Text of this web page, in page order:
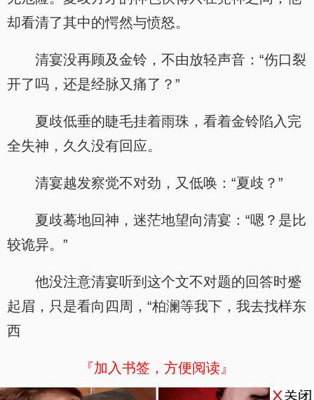
却看清了其中的愕然与愤怒。
清宴没再顾及金铃，不由放轻声音：“伤口裂
开了吗，还是经脉又痛了？”
夏歧低垂的睫毛挂着雨珠，看着金铃陷入完
全失神，久久没有回应。
清宴越发察觉不对劲，又低唤：“夏歧？”
夏歧蓦地回神，迷茫地望向清宴：“嗯？是比
较诡异。”
他没注意清宴听到这个文不对题的回答时蹙
起眉，只是看向四周，“柏澜等我下，我去找样东
西
『加入书签，方便阅读』